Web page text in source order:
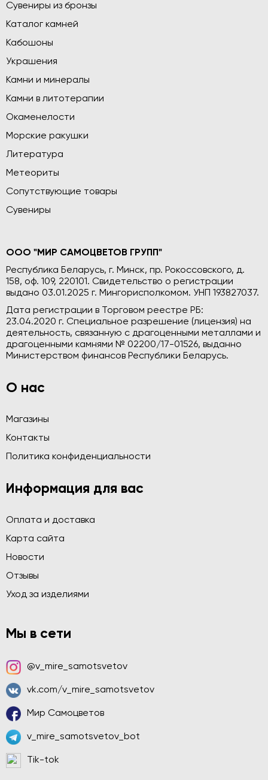
Сувениры из бронзы
Каталог камней
Кабошоны
Украшения
Камни и минералы
Камни в литотерапии
Окаменелости
Морские ракушки
Литература
Метеориты
Сопутствующие товары
Сувениры
ООО "МИР САМОЦВЕТОВ ГРУПП"
Республика Беларусь, г. Минск, пр. Рокоссовского, д.
158, оф. 109, 220101. Свидетельство о регистрации
выдано 03.01.2025 г. Мингорисполкомом. УНП 193827037.
Дата регистрации в Торговом реестре РБ:
23.04.2020 г. Специальное разрешение (лицензия) на
деятельность, связанную с драгоценными металлами и
драгоценными камнями № 02200/17-01526, выданно
Министерством финансов Республики Беларусь.
О нас
Магазины
Контакты
Политика конфиденциальности
Информация для вас
Оплата и доставка
Карта сайта
Новости
Отзывы
Уход за изделиями
Мы в сети
@v_mire_samotsvetov
vk.com/v_mire_samotsvetov
Мир Самоцветов
v_mire_samotsvetov_bot
Tik-tok